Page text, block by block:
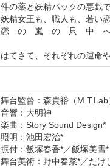
件の薬と妖精パックの悪戯
妖精女王も、職人も、若い
恋 の 嵐 の 只 中
はてさて、それぞれの運命
舞台監督：森貴裕（
音響：大明神
楽曲：Story Sound Design*
照明：池田宏治*
振付：飯塚春香*／飯塚美雪*
舞台美術：野中春菜*／たけ